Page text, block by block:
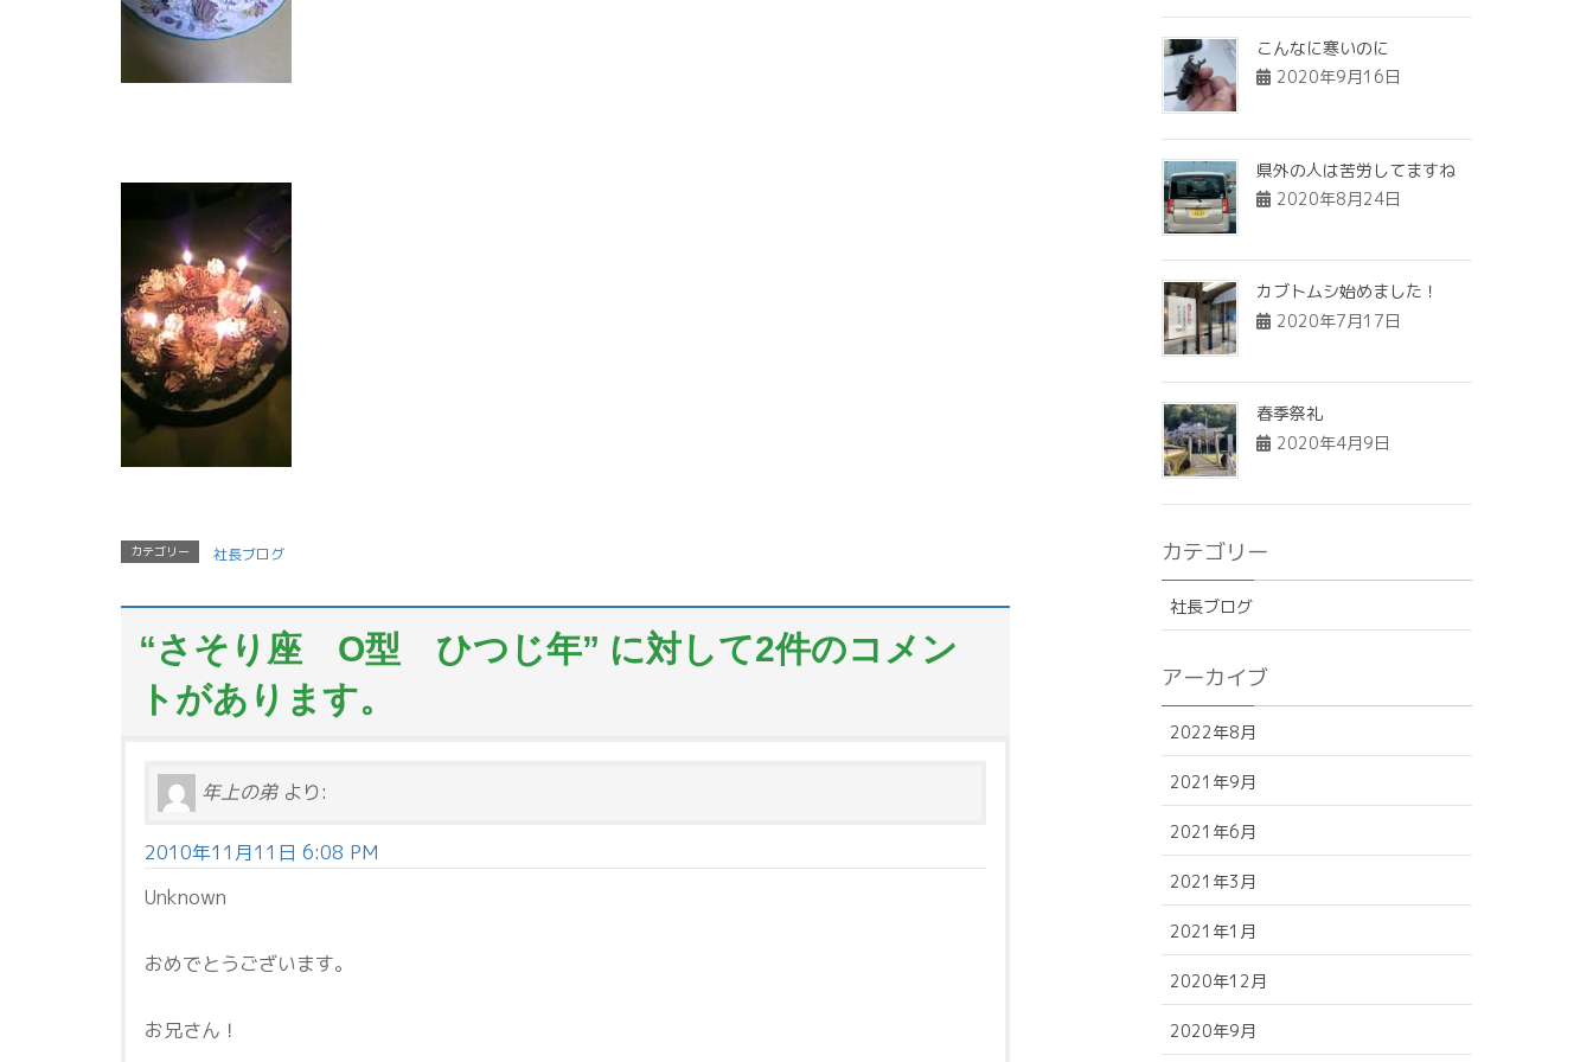
カテゴリー 社長ブログ
“さそり座 O型 ひつじ年” に対して2件のコメン
トがあります。
年上の弟 より:
2010年11月11日 6:08 PM
Unknown
おめでとうございます。
お兄さん！
こんなに寒いのに
2020年9月16日
県外の人は苦労してますね
2020年8月24日
カブトムシ始めました！
2020年7月17日
春季祭礼
2020年4月9日
カテゴリー
社長ブログ
アーカイブ
2022年8月
2021年9月
2021年6月
2021年3月
2021年1月
2020年12月
2020年9月